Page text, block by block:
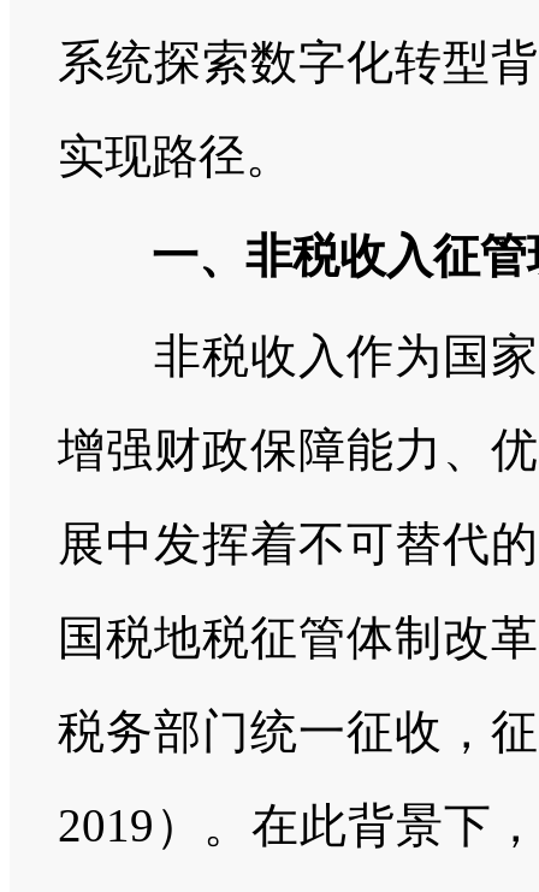
系统探索数字化转型
实现路径。
一、非税收入征管
非税收入作为国家
增强财政保障能力、
展中发挥着不可替代
国税地税征管体制改
税务部门统一征收，
2019）。在此背景下